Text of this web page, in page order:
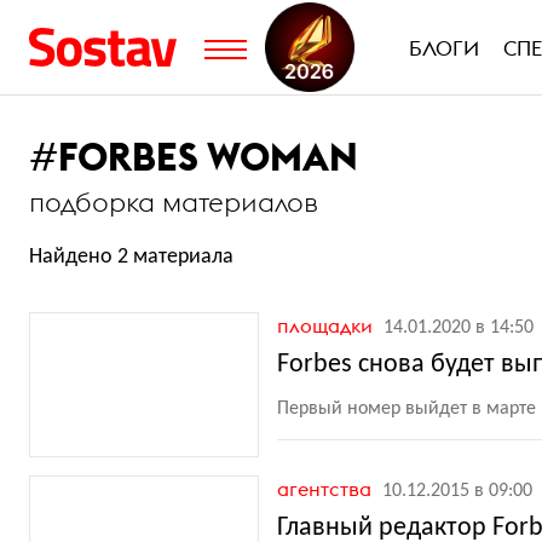
БЛОГИ
#FORBES WOMAN
подборка материалов
Найдено 2 материала
площадки 14.01.2020 в 14:50
Forbes снова будет
Первый номер выйдет в марте
агентства 10.12.2015 в 09:00
Главный редактор